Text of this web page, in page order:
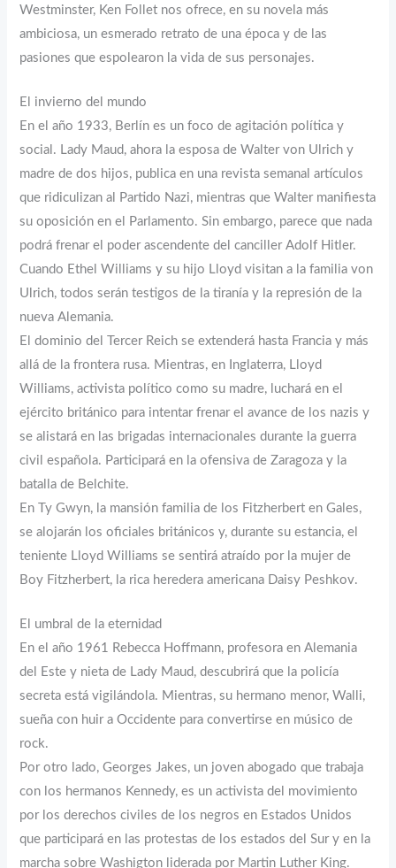
Westminster, Ken Follet nos ofrece, en su novela más
ambiciosa, un esmerado retrato de una época y de las
pasiones que espolearon la vida de sus personajes.
El invierno del mundo
En el año 1933, Berlín es un foco de agitación política y
social. Lady Maud, ahora la esposa de Walter von Ulrich y
madre de dos hijos, publica en una revista semanal artículos
que ridiculizan al Partido Nazi, mientras que Walter manifiesta
su oposición en el Parlamento. Sin embargo, parece que nada
podrá frenar el poder ascendente del canciller Adolf Hitler.
Cuando Ethel Williams y su hijo Lloyd visitan a la familia von
Ulrich, todos serán testigos de la tiranía y la represión de la
nueva Alemania.
El dominio del Tercer Reich se extenderá hasta Francia y más
allá de la frontera rusa. Mientras, en Inglaterra, Lloyd
Williams, activista político como su madre, luchará en el
ejército británico para intentar frenar el avance de los nazis y
se alistará en las brigadas internacionales durante la guerra
civil española. Participará en la ofensiva de Zaragoza y la
batalla de Belchite.
En Ty Gwyn, la mansión familia de los Fitzherbert en Gales,
se alojarán los oficiales británicos y, durante su estancia, el
teniente Lloyd Williams se sentirá atraído por la mujer de
Boy Fitzherbert, la rica heredera americana Daisy Peshkov.
El umbral de la eternidad
En el año 1961 Rebecca Hoffmann, profesora en Alemania
del Este y nieta de Lady Maud, descubrirá que la policía
secreta está vigilándola. Mientras, su hermano menor, Walli,
sueña con huir a Occidente para convertirse en músico de
rock.
Por otro lado, Georges Jakes, un joven abogado que trabaja
con los hermanos Kennedy, es un activista del movimiento
por los derechos civiles de los negros en Estados Unidos
que participará en las protestas de los estados del Sur y en la
marcha sobre Washigton liderada por Martin Luther King.